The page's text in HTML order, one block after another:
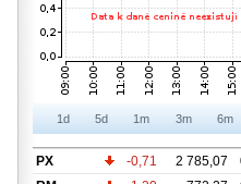
1d 5d 1m 3m 6m
PX -0,71 2 785,07